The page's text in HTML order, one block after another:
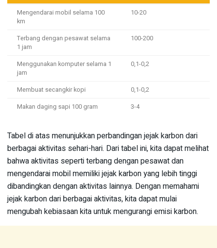
Mengendarai mobil selama 100
km
10-20
Terbang dengan pesawat selama
1 jam
100-200
Menggunakan komputer selama 1
jam
0,1-0,2
Membuat secangkir kopi
0,1-0,2
Makan daging sapi 100 gram
3-4
Tabel di atas menunjukkan perbandingan jejak karbon dari
berbagai aktivitas sehari-hari. Dari tabel ini, kita dapat melihat
bahwa aktivitas seperti terbang dengan pesawat dan
mengendarai mobil memiliki jejak karbon yang lebih tinggi
dibandingkan dengan aktivitas lainnya. Dengan memahami
jejak karbon dari berbagai aktivitas, kita dapat mulai
mengubah kebiasaan kita untuk mengurangi emisi karbon.